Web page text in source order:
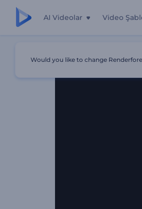
AI Videolar Video
Would you like to change